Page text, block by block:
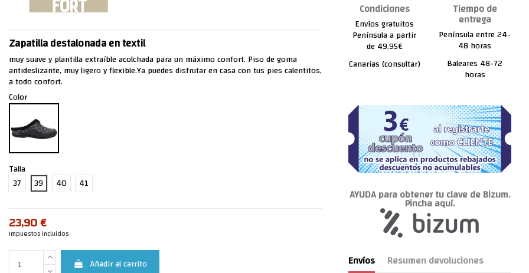
Zapatilla destalonada en textil
muy suave y plantilla extraíble acolchada para un máximo confort. Piso de goma
antideslizante, muy ligero y flexible.Ya puedes disfrutar en casa con tus pies calentitos,
a todo confort.
Color
Talla
37
39 40 41
23,90 €
Impuestos incluidos
Añadir al carrito
Condiciones
Envíos gratuitos
Península a partir
de 49.95€
Canarias (consultar)
Tiempo de
entrega
Península entre 24-
48 horas
Baleares 48-72
horas
AYUDA para obtener tu clave de Bizum.
Pincha aquí.
Envíos Resumen devoluciones